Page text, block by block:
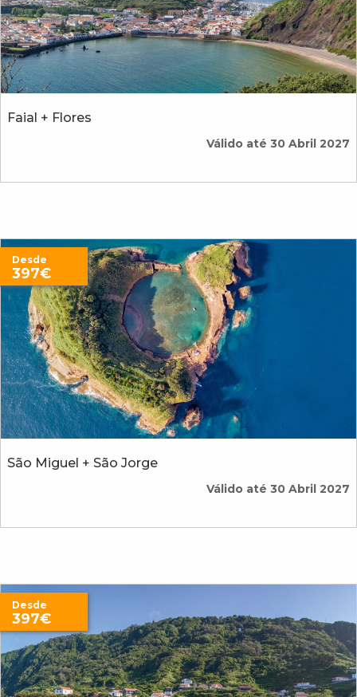
Faial + Flores
Válido até 30 Abril 2027
São Miguel + São Jorge
Desde
397€
Válido até 30 Abril 2027
Desde
397€